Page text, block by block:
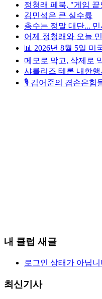
정청래 페북, "게임 끝
김민석은 큰 실수릃
총수는 정말 대단...
어제 정청래와 오늘
📊 2026년 8월 5일 미
메모로 막고, 삭제로
샤를리즈 테론 내한
🎙️ 김어준의 겸손은힘
내 클럽 새글
로그인 상태가 아닙니
최신기사